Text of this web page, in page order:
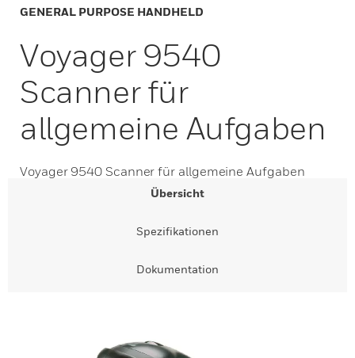
GENERAL PURPOSE HANDHELD
Voyager 9540
Scanner für
allgemeine Aufgaben
Voyager 9540 Scanner für allgemeine Aufgaben
Übersicht
Spezifikationen
Dokumentation